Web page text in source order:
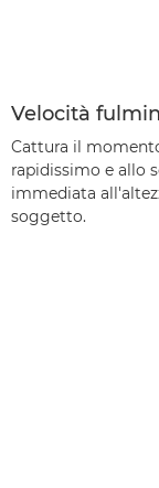
Velocità
Cattura il
rapidissimo e allo
immediata
soggetto.